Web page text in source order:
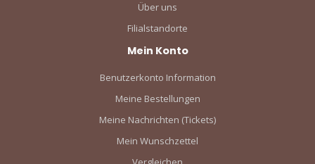
Über uns
Filialstandorte
Mein Konto
Benutzerkonto Information
Meine Bestellungen
Meine Nachrichten (Tickets)
Mein Wunschzettel